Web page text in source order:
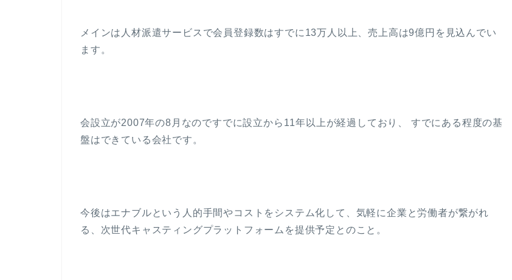
メインは人材派遣サービスで会員登録数はすでに13万人以上、売上高は9億円を見込んでい
ます。
会設立が2007年の8月なのですでに設立から11年以上が経過しており、 すでにある程度の基
盤はできている会社です。
今後はエナブルという人的手間やコストをシステム化して、気軽に企業と労働者が繋がれ
る、次世代キャスティングプラットフォームを提供予定とのこと。